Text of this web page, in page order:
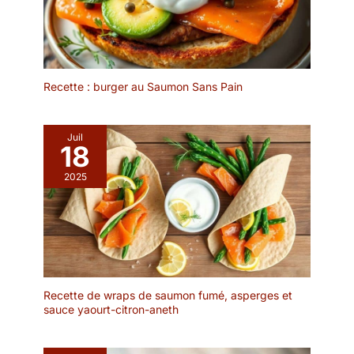
ou les insectes de
tomber sur les aliments. Il
est idéal pour le thé de
l'après-midi, les fêtes
repas de famille.
de haute qualité] : le
présentoir à gâteaux
multifonctionnel est
fabriqué en bois, sans
BPA, sain et écologique,
vous pouvez donc
l'utiliser sans hésitation.
Le présentoir à gâteaux
est transparent et
élégant, léger et facile à
transporter, et sûr à
utiliser. Il est idéal comme
Recette : burger au Saumon Sans Pain
Juil
18
2025
Recette de wraps de saumon fumé, asperges et
sauce yaourt-citron-aneth